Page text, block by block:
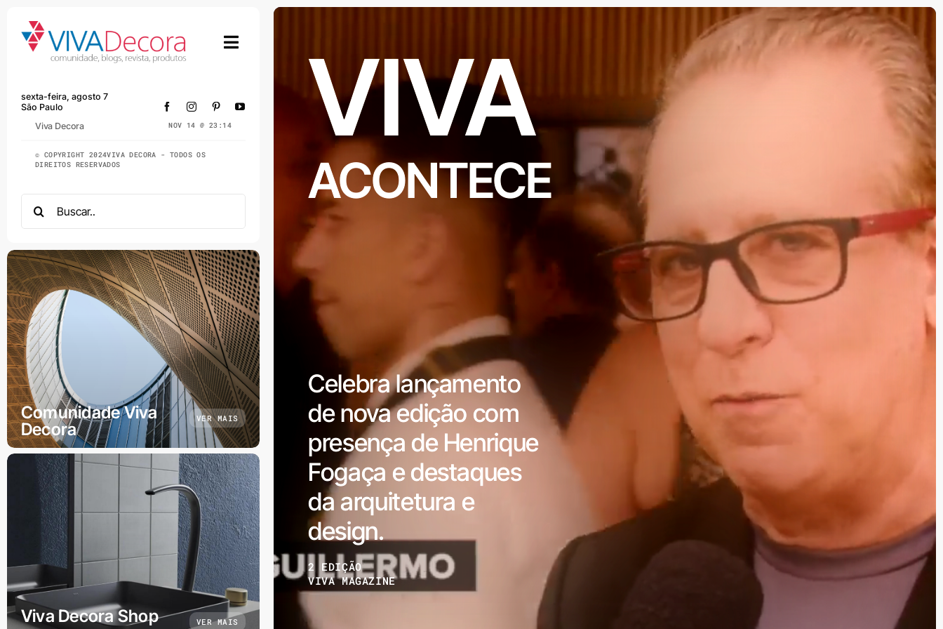
content
sexta-feira, agosto 7
São Paulo
Viva Decora
NOV 14 @ 23:14
© COPYRIGHT 2024VIVA DECORA - TODOS OS
DIREITOS RESERVADOS
for:
Comunidade Viva
Decora
VER MAIS
Viva Decora Shop VER MAIS
VIVA
ACONTECE
Celebra lançamento
de nova edição com
presença de Henrique
Fogaça e destaques
da arquitetura e
design.
2 EDIÇÃO
VIVA MAGAZINE